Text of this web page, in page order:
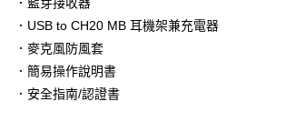
全支付
全盈+PAY
AFTEE先享後付
相關說明
．USB to CH20 MB 耳機架兼充電器
．麥克風防風套
．簡易操作說明書
．安全指南/認證書